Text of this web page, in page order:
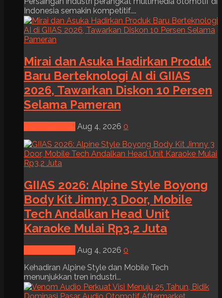
Indonesia semakin kompetitif....
Mirai dan Asuka Hadirkan Produk
Baru Berteknologi AI di GIIAS
2026, Tawarkan Diskon 10 Persen
Selama Pameran
Aug 4, 2026 0
GIIAS 2026: Alpine Style Boyong
Body Kit Jimny 3 Door, Mobile
Tech Andalkan Head Unit
Karaoke Mulai Rp3,2 Juta
Aug 4, 2026 0
Kehadiran Alpine Style dan Mobile Tech
menunjukkan tren industri...